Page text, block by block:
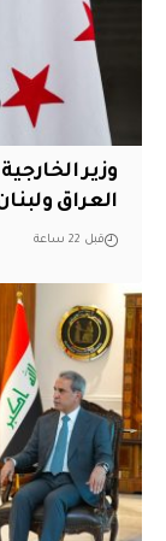
وزير
العراق
قبل 22 ساعة